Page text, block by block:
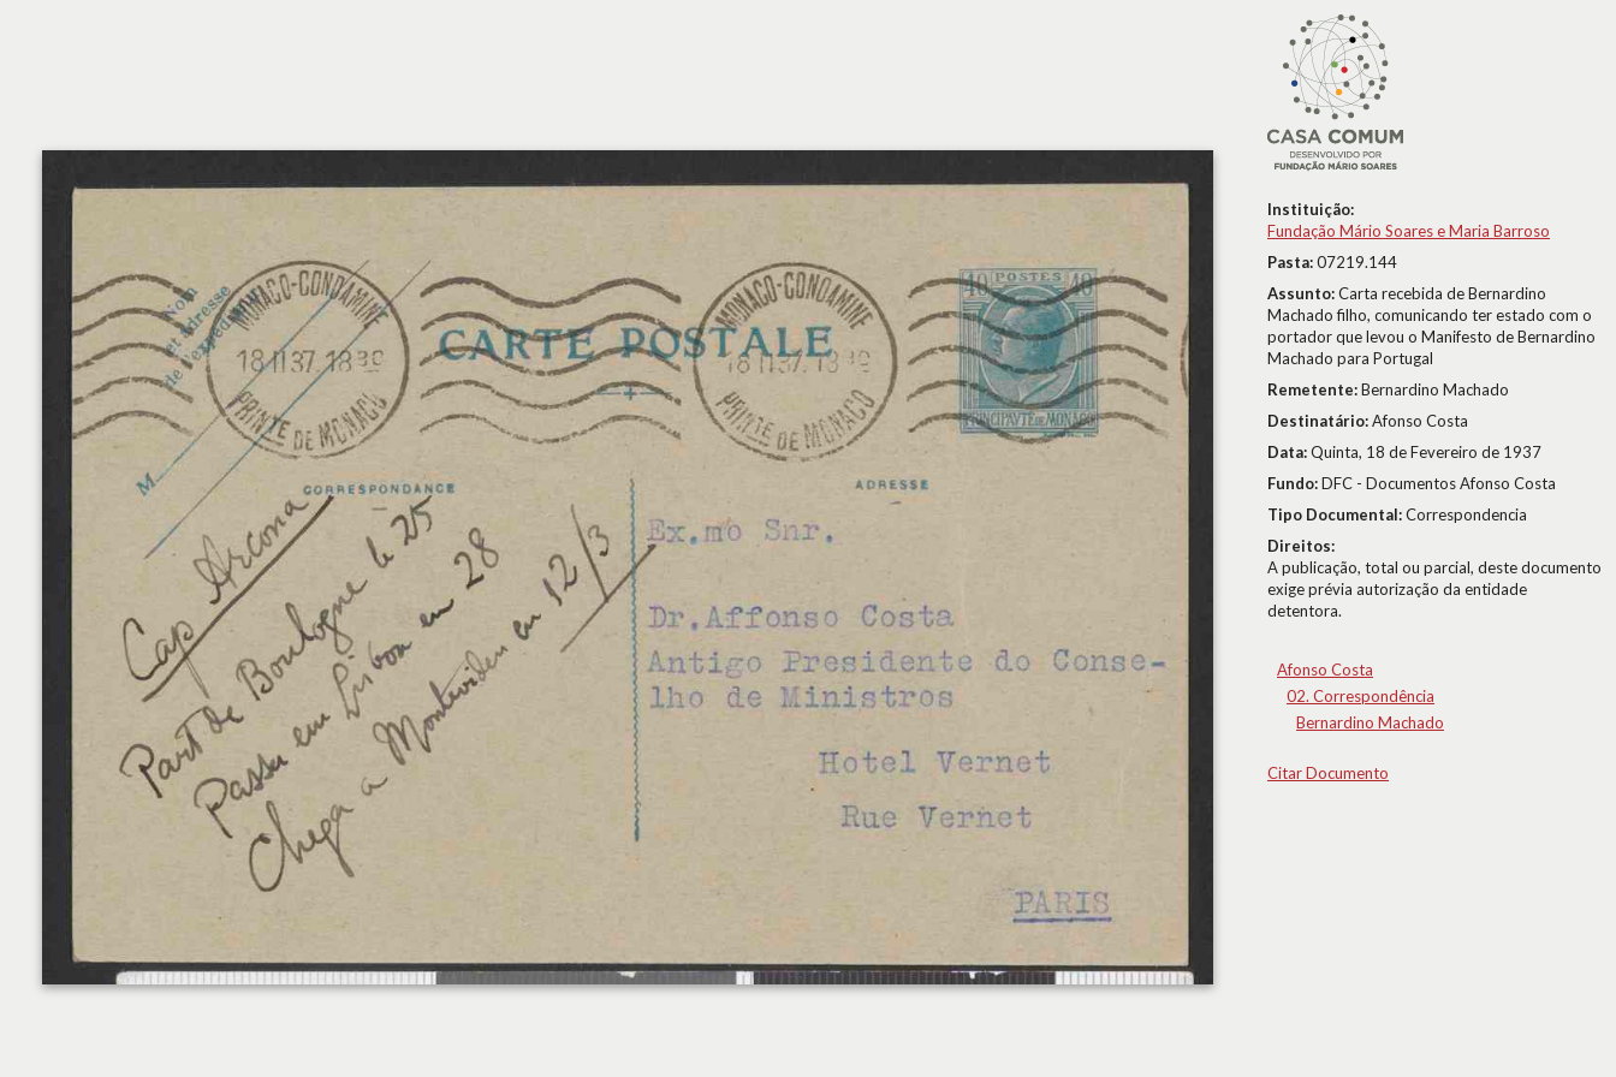
Instituição:
Fundação Mário Soares e Maria Barroso
Pasta:07219.144
Assunto:Carta recebida de Bernardino
Machado filho, comunicando ter estado com o
portador que levou o Manifesto de Bernardino
Machado para Portugal
Remetente:Bernardino Machado
Destinatário:Afonso Costa
Data:Quinta, 18 de Fevereiro de 1937
Fundo:DFC - Documentos Afonso Costa
Tipo Documental:Correspondencia
Direitos:
A publicação, total ou parcial, deste documento
exige prévia autorização da entidade
detentora.
Afonso Costa
02. Correspondência
Bernardino Machado
Citar Documento